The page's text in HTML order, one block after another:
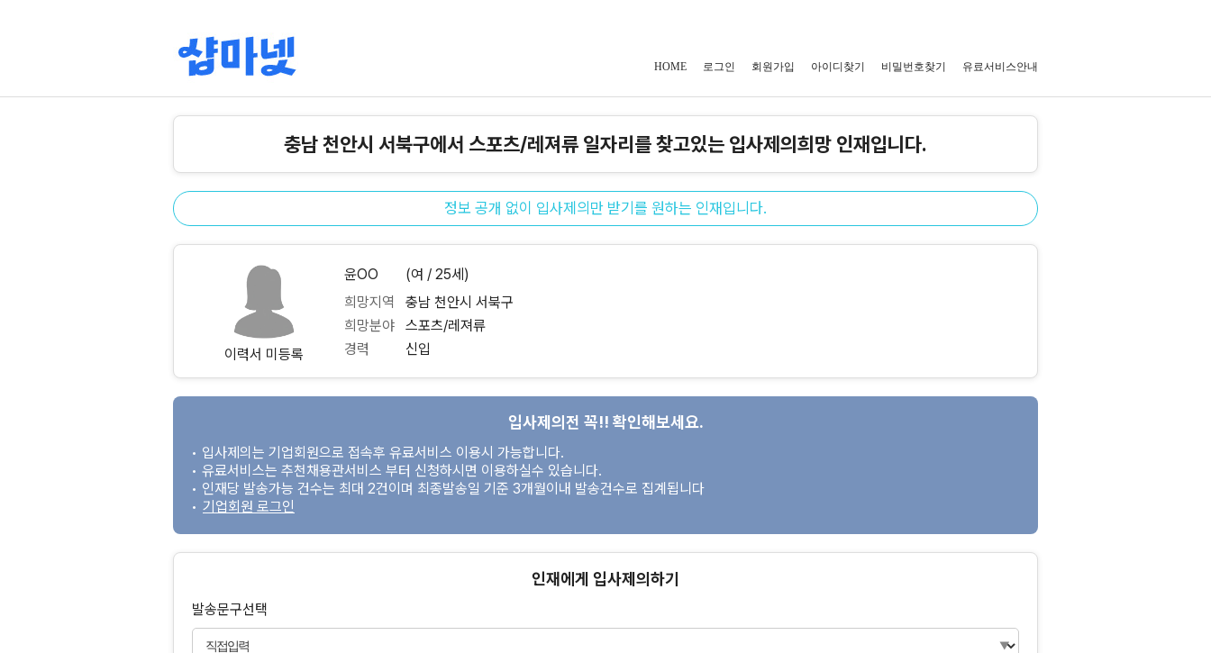
HOME 로그인 회원가입 아이디찾기 비밀번호찾기 유료서비스안내
충남 천안시 서북구에서 스포츠/레져류 일자리를 찾고있는 입사제의희망 인재입니다.
정보 공개 없이 입사제의만 받기를 원하는 인재입니다.
이력서 미등록
윤OO
(여 / 25세)
희망지역
충남 천안시 서북구
희망분야
스포츠/레져류
경력
신입
입사제의전 꼭!! 확인해보세요.
• 입사제의는 기업회원으로 접속후 유료서비스 이용시 가능합니다.
• 유료서비스는 추천채용관서비스 부터 신청하시면 이용하실수 있습니다.
• 인재당 발송가능 건수는 최대 2건이며 최종발송일 기준 3개월이내 발송건수로 집계됩니다
• 기업회원 로그인
인재에게 입사제의하기
발송문구선택